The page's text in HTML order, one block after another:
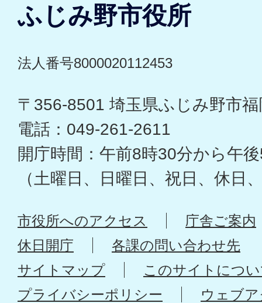
ふじみ野市役所
法人番号8000020112453
〒356-8501 埼玉県ふじみ野市
電話：049-261-2611
開庁時間：午前8時30分から午
（土曜日、日曜日、祝日、休日
市役所へのアクセス
庁舎ご案内
休日開庁
各課の問い合わせ先
サイトマップ
このサイトにつ
プライバシーポリシー
ウェブ